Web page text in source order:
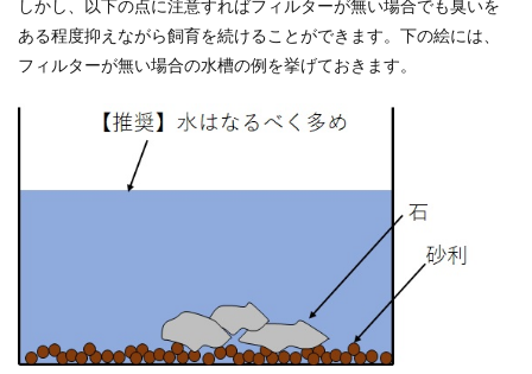
しかし、以下の点に注意すればフィルターが無い場合でも臭いを
ある程度抑えながら飼育を続けることができます。下の絵には、
フィルターが無い場合の水槽の例を挙げておきます。